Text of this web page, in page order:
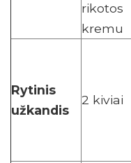
rikotos
kremu
Rytinis
užkandis
2 kiviai